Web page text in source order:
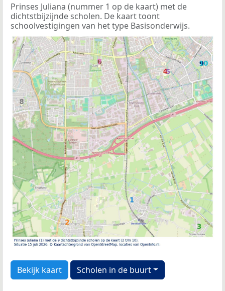
Prinses Juliana (nummer 1 op de kaart) met de
dichtstbijzijnde scholen. De kaart toont
schoolvestigingen van het type Basisonderwijs.
Bekijk kaart Scholen in de buurt